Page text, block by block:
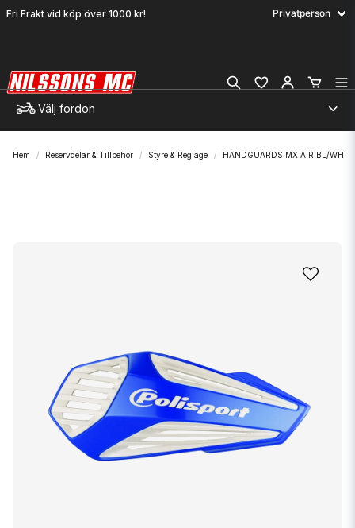
Fri Frakt vid köp över 1000 kr!
Välj fordon
Hem Reservdelar & Tillbehör Styre & Reglage HANDGUARDS MX AIR BL/WH